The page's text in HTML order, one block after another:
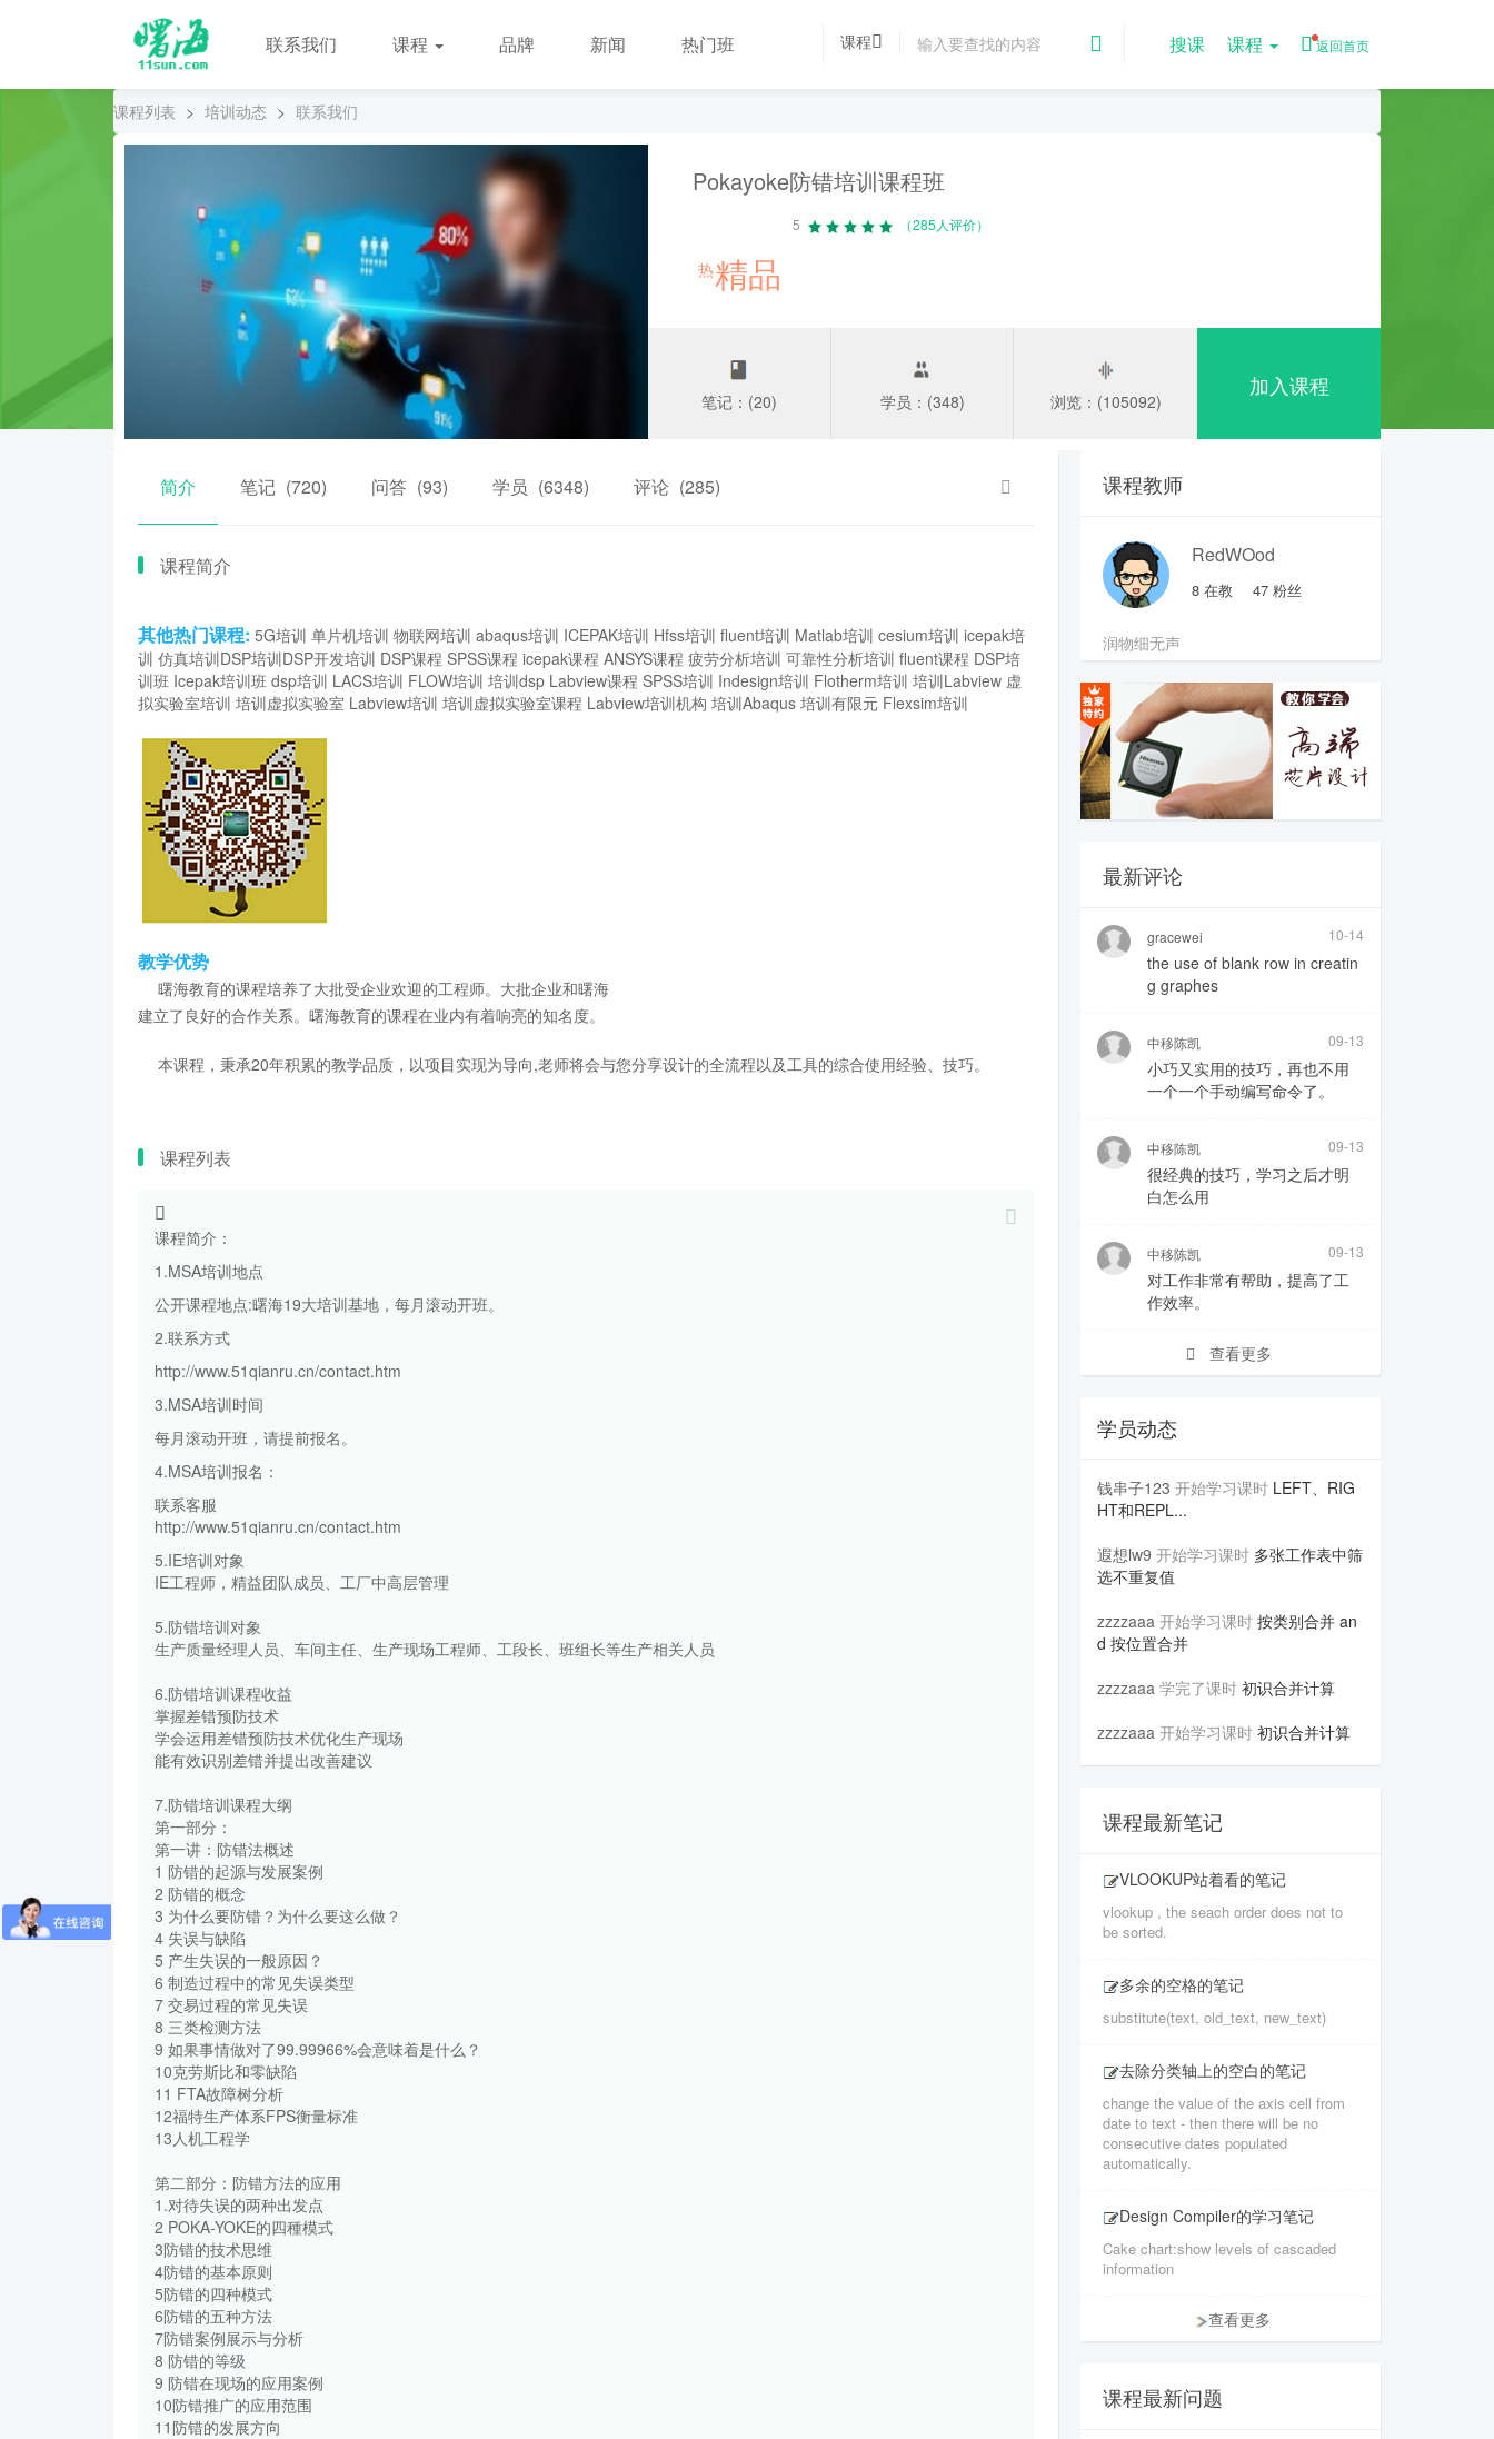
联系我们 课程 品牌 新闻 热门班 搜课 课程 返回首页
课程
课程列表 > 培训动态 > 联系我们
Pokayoke防错培训课程班
5 （285人评价）
热精品
笔记：(20) 学员：(348) 浏览：(105092)
加入课程
简介 笔记 (720) 问答 (93) 学员 (6348) 评论 (285)
课程简介
其他热门课程: 5G培训 单片机培训 物联网培训 abaqus培训 ICEPAK培训 Hfss培训 fluent培训 Matlab培训 cesium培训 icepak培
训 仿真培训DSP培训DSP开发培训 DSP课程 SPSS课程 icepak课程 ANSYS课程 疲劳分析培训 可靠性分析培训 fluent课程 DSP培
训班 Icepak培训班 dsp培训 LACS培训 FLOW培训 培训dsp Labview课程 SPSS培训 Indesign培训 Flotherm培训 培训Labview 虚
拟实验室培训 培训虚拟实验室 Labview培训 培训虚拟实验室课程 Labview培训机构 培训Abaqus 培训有限元 Flexsim培训
教学优势
曙海教育的课程培养了大批受企业欢迎的工程师。大批企业和曙海
建立了良好的合作关系。曙海教育的课程在业内有着响亮的知名度。
本课程，秉承20年积累的教学品质，以项目实现为导向,老师将会与您分享设计的全流程以及工具的综合使用经验、技巧。
课程列表
课程简介：
1.MSA培训地点
公开课程地点:曙海19大培训基地，每月滚动开班。
2.联系方式
http://www.51qianru.cn/contact.htm
3.MSA培训时间
每月滚动开班，请提前报名。
4.MSA培训报名：
联系客服
http://www.51qianru.cn/contact.htm
5.IE培训对象
IE工程师，精益团队成员、工厂中高层管理
5.防错培训对象
生产质量经理人员、车间主任、生产现场工程师、工段长、班组长等生产相关人员
6.防错培训课程收益
掌握差错预防技术
学会运用差错预防技术优化生产现场
能有效识别差错并提出改善建议
7.防错培训课程大纲
第一部分：
第一讲：防错法概述
1 防错的起源与发展案例
2 防错的概念
3 为什么要防错？为什么要这么做？
4 失误与缺陷
5 产生失误的一般原因？
6 制造过程中的常见失误类型
7 交易过程的常见失误
8 三类检测方法
9 如果事情做对了99.99966%会意味着是什么？
10克劳斯比和零缺陷
11 FTA故障树分析
12福特生产体系FPS衡量标准
13人机工程学
第二部分：防错方法的应用
1.对待失误的两种出发点
2 POKA-YOKE的四種模式
3防错的技术思维
4防错的基本原则
5防错的四种模式
6防错的五种方法
7防错案例展示与分析
8 防错的等级
9 防错在现场的应用案例
10防错推广的应用范围
11防错的发展方向
课程教师
RedWOod
8 在教 47 粉丝
润物细无声
最新评论
gracewei 10-14
the use of blank row in creatin
g graphes
中移陈凯 09-13
小巧又实用的技巧，再也不用
一个一个手动编写命令了。
中移陈凯 09-13
很经典的技巧，学习之后才明
白怎么用
中移陈凯 09-13
对工作非常有帮助，提高了工
作效率。
查看更多
学员动态
钱串子123 开始学习课时 LEFT、RIG
HT和REPL...
遐想lw9 开始学习课时 多张工作表中筛
选不重复值
zzzzaaa 开始学习课时 按类别合并 an
d 按位置合并
zzzzaaa 学完了课时 初识合并计算
zzzzaaa 开始学习课时 初识合并计算
课程最新笔记
VLOOKUP站着看的笔记
vlookup , the seach order does not to
be sorted.
多余的空格的笔记
substitute(text, old_text, new_text)
去除分类轴上的空白的笔记
change the value of the axis cell from
date to text - then there will be no
consecutive dates populated
automatically.
Design Compiler的学习笔记
Cake chart:show levels of cascaded
information
查看更多
课程最新问题